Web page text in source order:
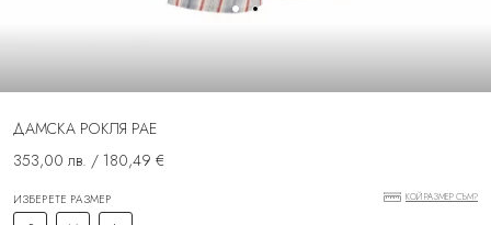
ДАМСКА РОКЛЯ РАЕ
353,00 лв. / 180,49 €
ИЗБЕРЕТЕ РАЗМЕР КОЙ РАЗМЕР СЪМ?